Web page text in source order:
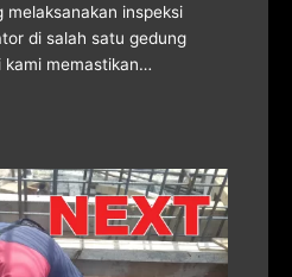
melaksanakan inspeksi
di salah satu gedung
kami memastikan…